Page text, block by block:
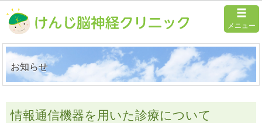
メニュー
お知らせ
情報通信機器を用いた診療について